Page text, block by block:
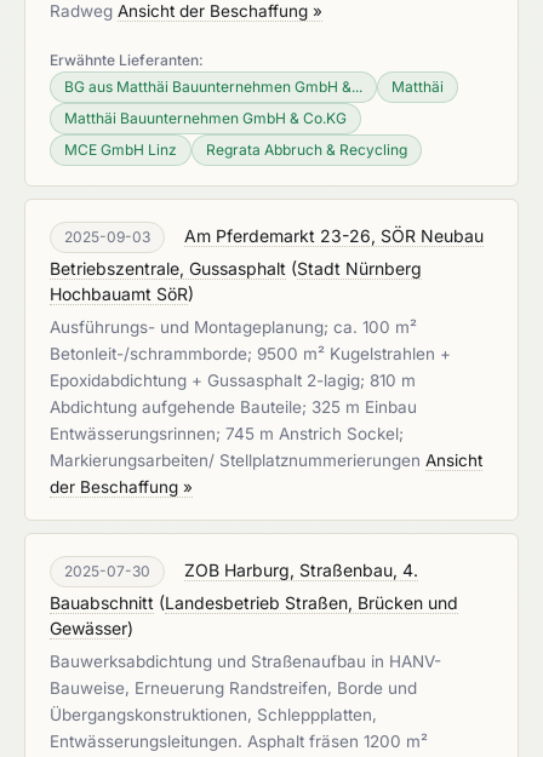
Radweg Ansicht der Beschaffung »
Erwähnte Lieferanten:
BG aus Matthäi Bauunternehmen GmbH &...
Matthäi
Matthäi Bauunternehmen GmbH & Co.KG
MCE GmbH Linz
Regrata Abbruch & Recycling
2025-09-03
Am Pferdemarkt 23-26, SÖR Neubau
Betriebszentrale, Gussasphalt (Stadt Nürnberg
Hochbauamt SöR)
Ausführungs- und Montageplanung; ca. 100 m²
Betonleit-/schrammborde; 9500 m² Kugelstrahlen +
Epoxidabdichtung + Gussasphalt 2-lagig; 810 m
Abdichtung aufgehende Bauteile; 325 m Einbau
Entwässerungsrinnen; 745 m Anstrich Sockel;
Markierungsarbeiten/ Stellplatznummerierungen Ansicht
der Beschaffung »
2025-07-30
ZOB Harburg, Straßenbau, 4.
Bauabschnitt (Landesbetrieb Straßen, Brücken und
Gewässer)
Bauwerksabdichtung und Straßenaufbau in HANV-
Bauweise, Erneuerung Randstreifen, Borde und
Übergangskonstruktionen, Schleppplatten,
Entwässerungsleitungen. Asphalt fräsen 1200 m²